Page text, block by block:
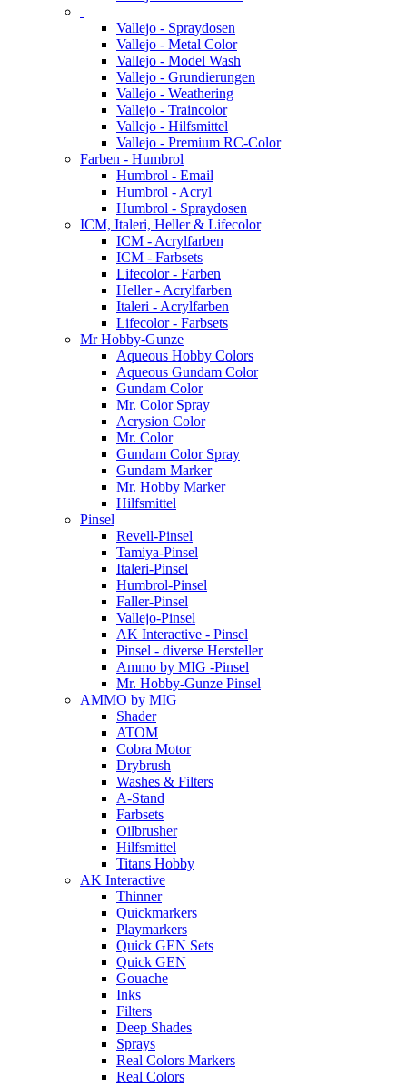
Vallejo - Spraydosen
Vallejo - Metal Color
Vallejo - Model Wash
Vallejo - Grundierungen
Vallejo - Weathering
Vallejo - Traincolor
Vallejo - Hilfsmittel
Vallejo - Premium RC-Color
Farben - Humbrol
Humbrol - Email
Humbrol - Acryl
Humbrol - Spraydosen
ICM, Italeri, Heller & Lifecolor
ICM - Acrylfarben
ICM - Farbsets
Lifecolor - Farben
Heller - Acrylfarben
Italeri - Acrylfarben
Lifecolor - Farbsets
Mr Hobby-Gunze
Aqueous Hobby Colors
Aqueous Gundam Color
Gundam Color
Mr. Color Spray
Acrysion Color
Mr. Color
Gundam Color Spray
Gundam Marker
Mr. Hobby Marker
Hilfsmittel
Pinsel
Revell-Pinsel
Tamiya-Pinsel
Italeri-Pinsel
Humbrol-Pinsel
Faller-Pinsel
Vallejo-Pinsel
AK Interactive - Pinsel
Pinsel - diverse Hersteller
Ammo by MIG -Pinsel
Mr. Hobby-Gunze Pinsel
AMMO by MIG
Shader
ATOM
Cobra Motor
Drybrush
Washes & Filters
A-Stand
Farbsets
Oilbrusher
Hilfsmittel
Titans Hobby
AK Interactive
Thinner
Quickmarkers
Playmarkers
Quick GEN Sets
Quick GEN
Gouache
Inks
Filters
Deep Shades
Sprays
Real Colors Markers
Real Colors